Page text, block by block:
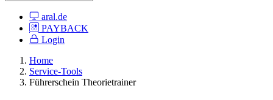
aral.de
PAYBACK
Login
Home
Service-Tools
Führerschein Theorietrainer